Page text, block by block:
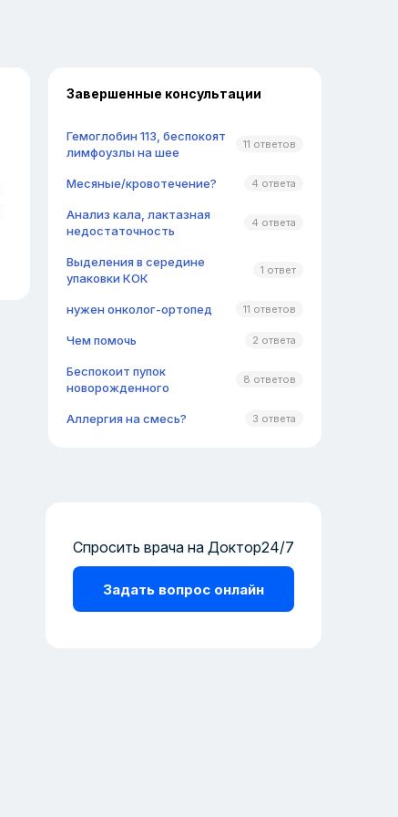
Завершенные консультации
Гемоглобин 113, беспокоят
лимфоузлы на шее
11 ответов
Месяные/кровотечение? 4 ответа
Анализ кала, лактазная
недостаточность
4 ответа
Выделения в середине
упаковки КОК
1 ответ
нужен онколог-ортопед 11 ответов
Чем помочь 2 ответа
Беспокоит пупок
новорожденного
8 ответов
Аллергия на смесь? 3 ответа
Спросить врача на Доктор24/7
Задать вопрос онлайн